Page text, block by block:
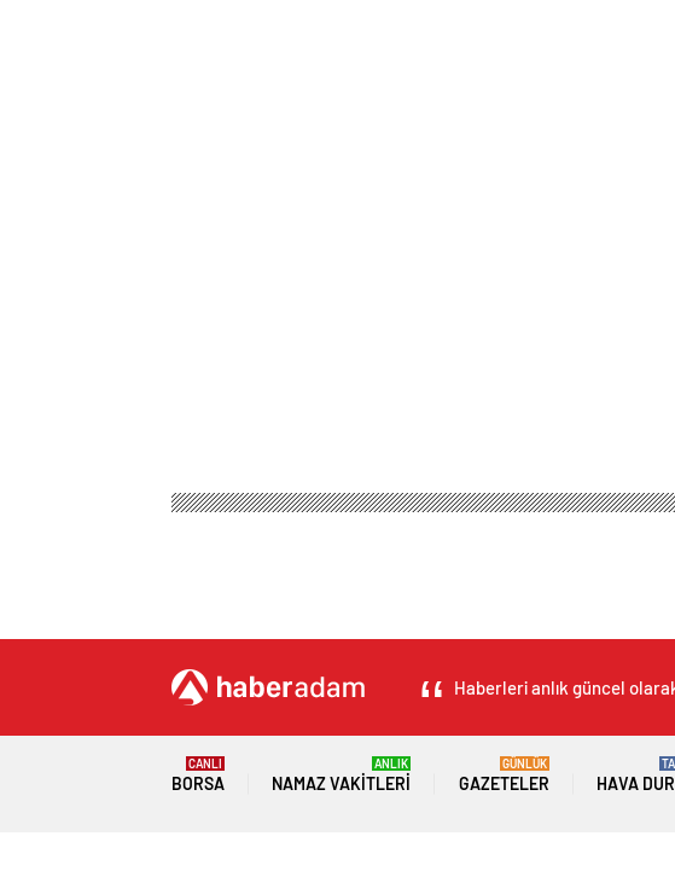
Erling Haaland; Thierry Henry,
Erling Haaland; Thierry
yakaladı